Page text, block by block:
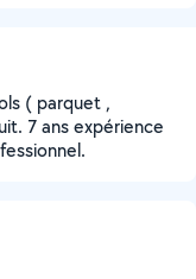
( parquet ,
7 ans expérience